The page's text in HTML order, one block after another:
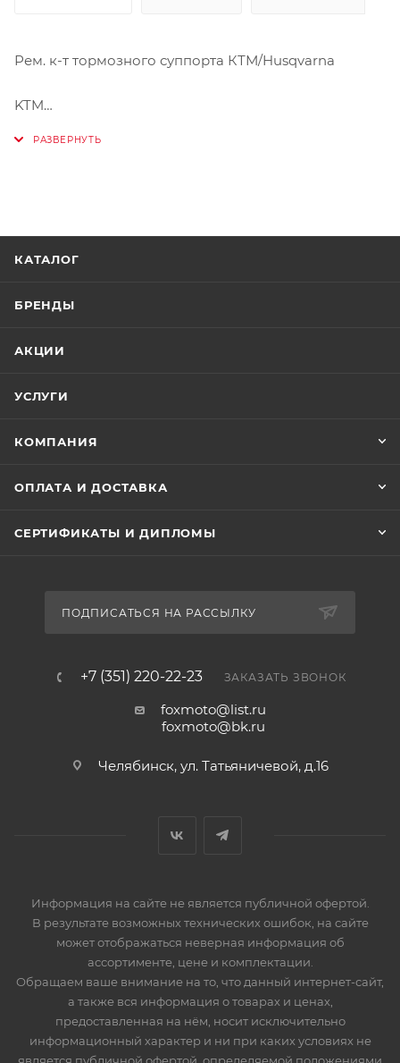
Рем. к-т тормозного суппорта КТМ/Husqvarna
KTM
TC65 2017
КАТАЛОГ
БРЕНДЫ
АКЦИИ
УСЛУГИ
КОМПАНИЯ
ОПЛАТА И ДОСТАВКА
СЕРТИФИКАТЫ И ДИПЛОМЫ
ПОДПИСАТЬСЯ НА РАССЫЛКУ
+7 (351) 220-22-23 ЗАКАЗАТЬ ЗВОНОК
foxmoto@list.ru
foxmoto@bk.ru
Челябинск, ул. Татьяничевой, д.16
Информация на сайте не является публичной офертой.
В результате возможных технических ошибок, на сайте
может отображаться неверная информация об
ассортименте, цене и комплектации.
Обращаем ваше внимание на то, что данный интернет-сайт,
а также вся информация о товарах и ценах,
предоставленная на нём, носит исключительно
информационный характер и ни при каких условиях не